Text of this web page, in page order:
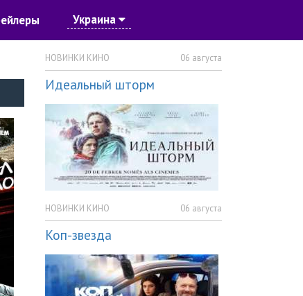
Украина
НОВИНКИ КИНО 06 августа
Идеальный шторм
НОВИНКИ КИНО 06 августа
Коп-звезда